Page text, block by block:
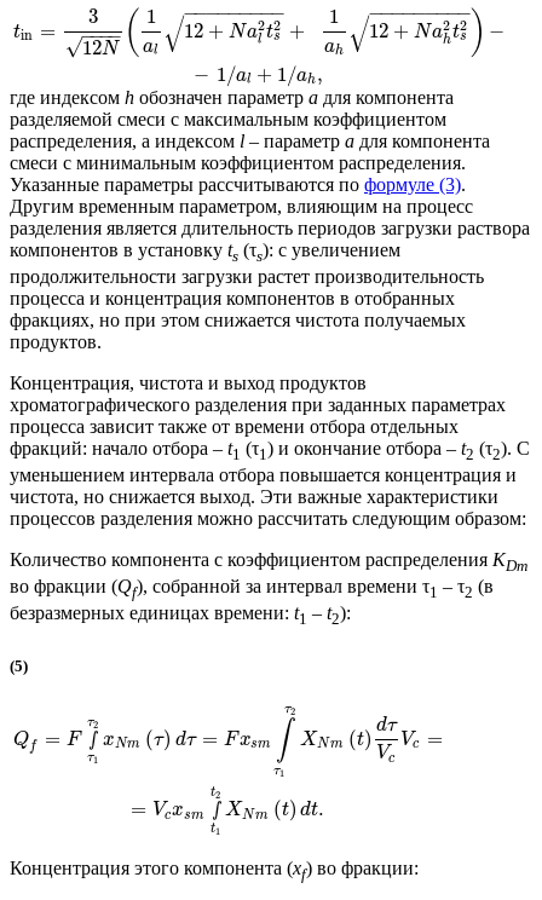
tin =
3
12N
− −
−−
√ ( 1
al
12 + Na2
l t2
s
− −
−−−−−−−
√ +
1
ah
12 + Na2
ht2
s
− −
−−−−−−−
√ ) −
− 1/al + 1/ah,
где индексом h обозначен параметр а для компонента
разделяемой смеси с максимальным коэффициентом
распределения, а индексом l – параметр а для компонента
смеси с минимальным коэффициентом распределения.
Указанные параметры рассчитываются по формуле (3).
Другим временным параметром, влияющим на процесс
разделения является длительность периодов загрузки раствора
компонентов в установку ts (τs): с увеличением
продолжительности загрузки растет производительность
процесса и концентрация компонентов в отобранных
фракциях, но при этом снижается чистота получаемых
продуктов.
Концентрация, чистота и выход продуктов
хроматографического разделения при заданных параметрах
процесса зависит также от времени отбора отдельных
фракций: начало отбора – t1 (τ1) и окончание отбора – t2 (τ2). С
уменьшением интервала отбора повышается концентрация и
чистота, но снижается выход. Эти важные характеристики
процессов разделения можно рассчитать следующим образом:
Количество компонента с коэффициентом распределения KDm
во фракции (Qf), собранной за интервал времени τ1 – τ2 (в
безразмерных единицах времени: t1 – t2):
(5)
Qf = F ∫
τ1
τ2
xNm (τ) dτ = Fxsm ∫
τ1
τ2
XNm (t)
dτ
Vc
Vc =
= Vcxsm ∫
t1
t2
XNm (t) dt.
Концентрация этого компонента (xf) во фракции: